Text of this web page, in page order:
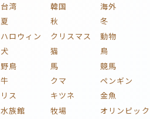
台湾 韓国
海外
夏 秋
冬
ハロウィン クリスマス
動物
犬 猫
鳥
野鳥 馬
競馬
牛 クマ
ペンギン
リス キツネ
金魚
水族館 牧場
オリンピック